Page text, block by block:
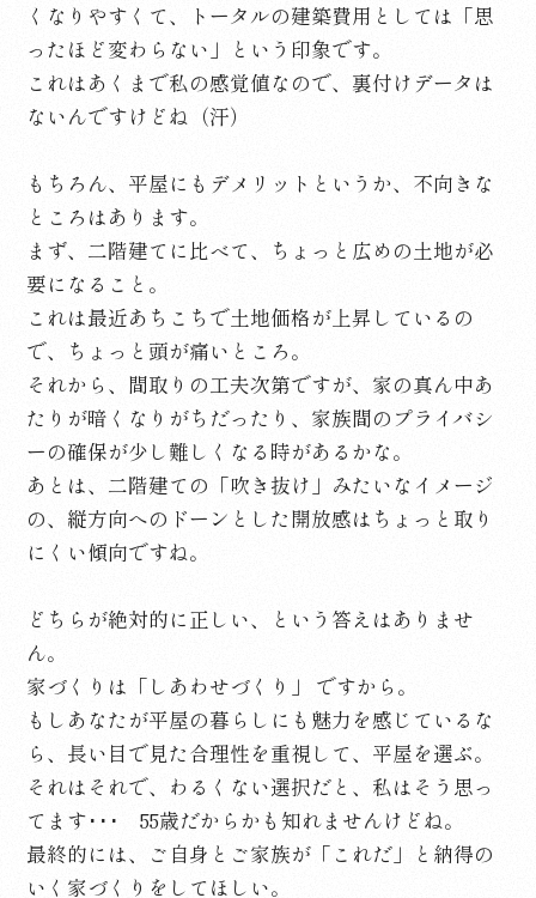
くなりやすくて、トータルの建築費用としては「思
ったほど変わらない」という印象です。
これはあくまで私の感覚値なので、裏付けデータは
ないんですけどね（汗）
もちろん、平屋にもデメリットというか、不向きな
ところはあります。
まず、二階建てに比べて、ちょっと広めの土地が必
要になること。
これは最近あちこちで土地価格が上昇しているの
で、ちょっと頭が痛いところ。
それから、間取りの工夫次第ですが、家の真ん中あ
たりが暗くなりがちだったり、家族間のプライバシ
ーの確保が少し難しくなる時があるかな。
あとは、二階建ての「吹き抜け」みたいなイメージ
の、縦方向へのドーンとした開放感はちょっと取り
にくい傾向ですね。
どちらが絶対的に正しい、という答えはありませ
ん。
家づくりは「しあわせづくり」 ですから。
もしあなたが平屋の暮らしにも魅力を感じているな
ら、長い目で見た合理性を重視して、平屋を選ぶ。
それはそれで、わるくない選択だと、私はそう思っ
てます･･･ 55歳だからかも知れませんけどね。
最終的には、ご自身とご家族が「これだ」と納得の
いく家づくりをしてほしい。